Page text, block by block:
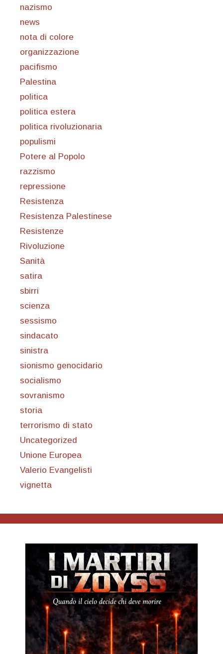
nazismo
news
nota di colore
organizzazione
pacifismo
Palestina
politica
politica estera
politica rivoluzionaria
populismi
Potere al Popolo
razzismo
repressione
Resistenza
Resistenza Palestinese
Resistenze
Rivoluzione
Sanità
satira
sbirri
scienza
sessismo
sindacato
sinistra
sionismo genocidario
socialismo
sovranismo
storia
terrorismo di stato
Uncategorized
Unione Europea
Valerio Evangelisti
vignetta